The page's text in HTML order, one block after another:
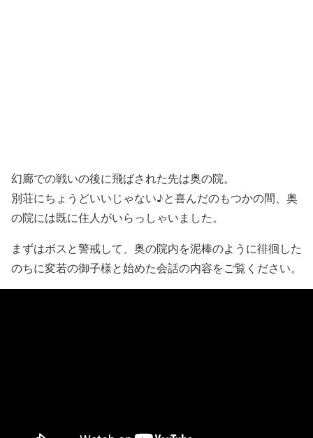
幻廊での戦いの後に飛ばされた先は奥の院。
別荘にちょうどいいじゃない♪と喜んだのもつかの間、奥
の院には既に住人がいらっしゃいました。
まずはボスと警戒して、奥の院内を泥棒のように徘徊した
のちに変若の御子様と始めた会話の内容をご覧ください。